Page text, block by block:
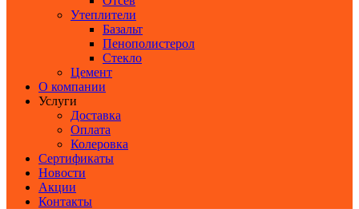
Утеплители
Базальт
Пенополистерол
Стекло
Цемент
О компании
Услуги
Доставка
Оплата
Колеровка
Сертификаты
Новости
Акции
Контакты